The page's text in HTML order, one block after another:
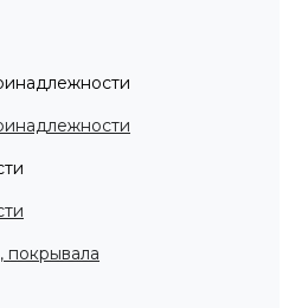
покрывала